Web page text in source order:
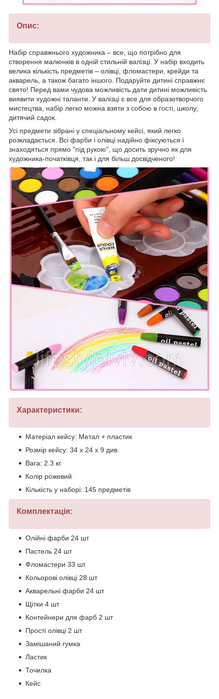
Опис:
Набір справжнього художника – все, що потрібно для
створення малюнків в одній стильній валізці. У набір входить
велика кількість предметів – олівці, фломастери, крейди та
акварель, а також багато іншого. Подаруйте дитині справжнє
свято! Перед вами чудова можливість дати дитині можливість
виявити художні таланти. У валізці є все для образотворчого
мистецтва, набір легко можна взяти з собою в гості, школу,
дитячий садок.
Усі предмети зібрані у спеціальному кейсі, який легко
розкладається. Всі фарби і олівці надійно фіксуються і
знаходяться прямо "під рукою", що досить зручно як для
художника-початківця, так і для більш досвідченого!
Характеристики:
Матеріал кейсу: Метал + пластик
Розмір кейсу: 34 х 24 х 9 див.
Вага: 2.3 кг.
Колір рожевий
Кількість у наборі: 145 предметів
Комплектація:
Олійні фарби 24 шт
Пастель 24 шт
Фломастери 33 шт
Кольорові олівці 28 шт
Акварельні фарби 24 шт
Щітки 4 шт
Контейнери для фарб 2 шт
Прості олівці 2 шт
Замішаний гумка
Ластик
Точилка
Кейс